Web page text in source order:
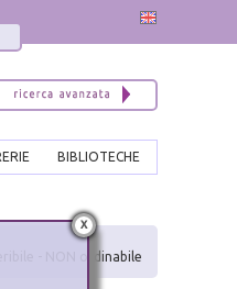
BIBLIOTECHE
- NON ordinabile
x